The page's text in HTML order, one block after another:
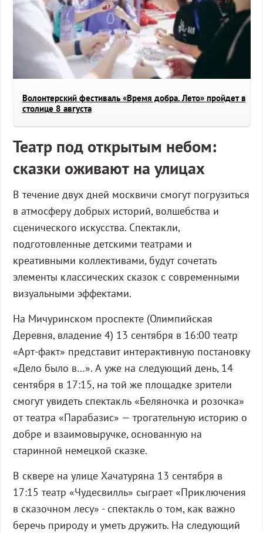
Волонтерский фестиваль «Время добра. Лето» пройдет в
столице 8 августа
Театр под открытым небом:
сказки оживают на улицах
В течение двух дней москвичи смогут погрузиться
в атмосферу добрых историй, волшебства и
сценического искусства. Спектакли,
подготовленные детскими театрами и
креативными коллективами, будут сочетать
элементы классических сказок с современными
визуальными эффектами.
На Мичуринском проспекте (Олимпийская
Деревня, владение 4) 13 сентября в 16:00 театр
«Арт-факт» представит интерактивную постановку
«Дело было в…». А уже на следующий день, 14
сентября в 17:15, на той же площадке зрители
смогут увидеть спектакль «Беляночка и розочка»
от театра «Парабазис» — трогательную историю о
добре и взаимовыручке, основанную на
старинной немецкой сказке.
В сквере на улице Хачатуряна 13 сентября в
17:15 театр «Чудесвилль» сыграет «Приключения
в сказочном лесу» - спектакль о том, как важно
беречь природу и уметь дружить. На следующий